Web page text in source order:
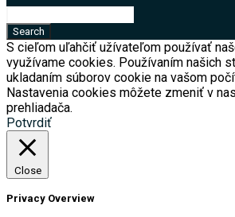
S cieľom uľahčiť užívateľom používať
využívame cookies. Používaním našich
ukladaním súborov cookie na vašom
Nastavenia cookies môžete zmeniť v
prehliadača.
Potvrdiť
Close
Privacy Overview